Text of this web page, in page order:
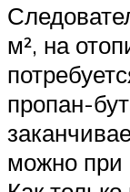
м², на
пропан-
можно